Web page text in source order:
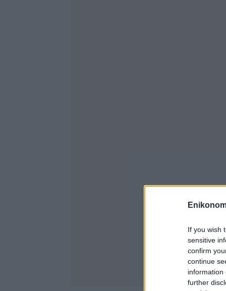
If you wish
sensitive
confirm
continue
information
further